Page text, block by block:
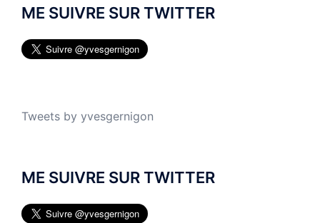
ME SUIVRE SUR TWITTER
Tweets by yvesgernigon
ME SUIVRE SUR TWITTER